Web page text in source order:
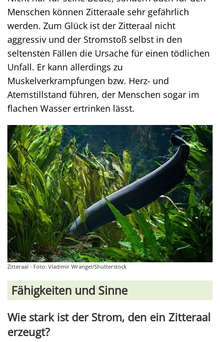
Menschen können Zitteraale sehr gefährlich
werden. Zum Glück ist der Zitteraal nicht
aggressiv und der Stromstoß selbst in den
seltensten Fällen die Ursache für einen tödlichen
Unfall. Er kann allerdings zu
Muskelverkrampfungen bzw. Herz- und
Atemstillstand führen, der Menschen sogar im
flachen Wasser ertrinken lässt.
Zitteraal - Foto: Vladimir Wrangel/Shutterstock
Fähigkeiten und Sinne
Wie stark ist der Strom, den ein Zitteraal
erzeugt?